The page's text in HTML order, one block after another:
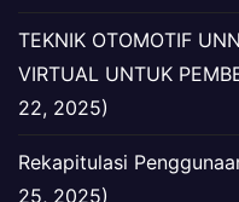
TEKNIK OTOMOTIF
VIRTUAL UNTUK
22, 2025)
Rekapitulasi
25, 2025)